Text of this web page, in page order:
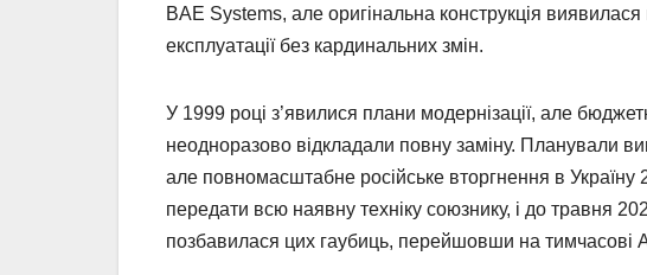
BAE Systems, але оригінальна конструкція
експлуатації без кардинальних змін.
У 1999 році з’явилися плани модернізації, але
неодноразово відкладали повну заміну. Планували
але повномасштабне російське вторгнення в
передати всю наявну техніку союзнику, і до травня
позбавилася цих гаубиць, перейшовши на тимчасові